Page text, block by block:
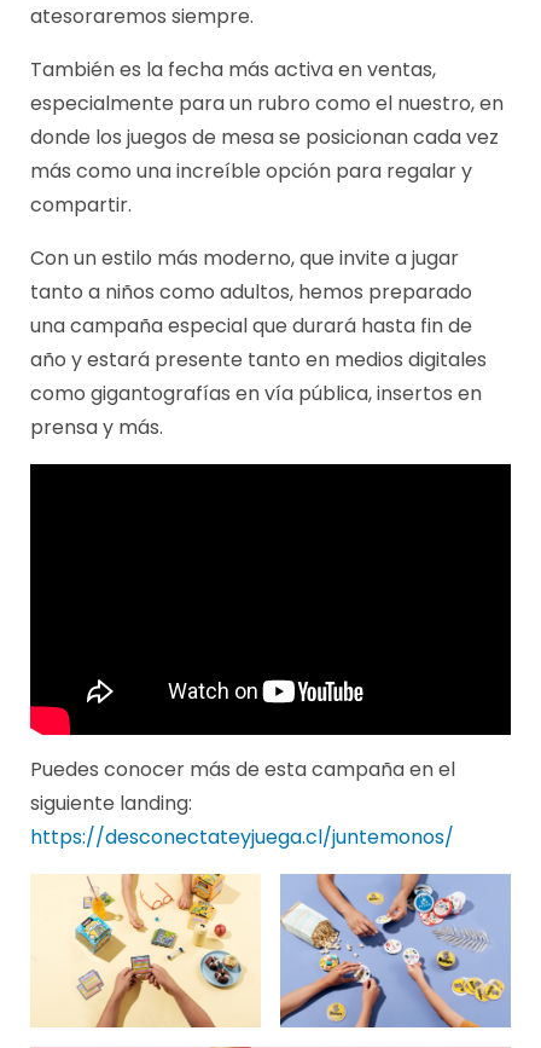
atesoraremos siempre.
También es la fecha más activa en ventas,
especialmente para un rubro como el nuestro, en
donde los juegos de mesa se posicionan cada vez
más como una increíble opción para regalar y
compartir.
Con un estilo más moderno, que invite a jugar
tanto a niños como adultos, hemos preparado
una campaña especial que durará hasta fin de
año y estará presente tanto en medios digitales
como gigantografías en vía pública, insertos en
prensa y más.
Puedes conocer más de esta campaña en el
siguiente landing:
https://desconectateyjuega.cl/juntemonos/